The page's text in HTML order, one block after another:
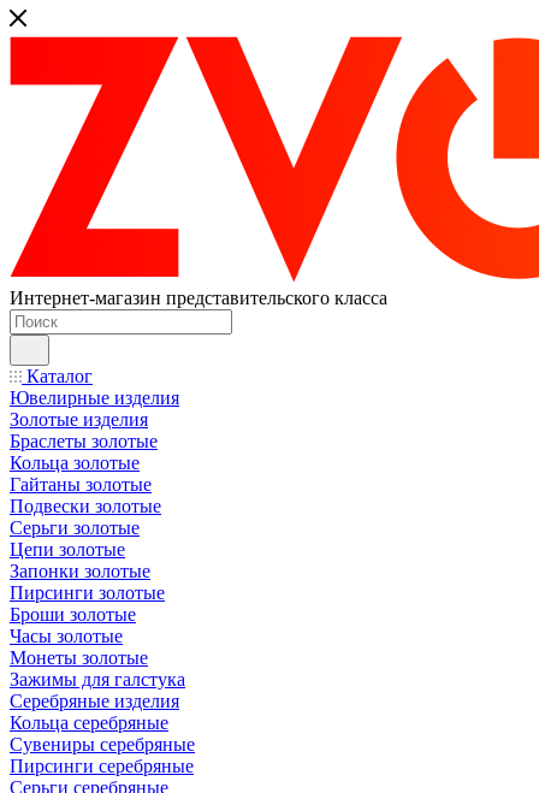
Интернет-магазин представительского класса
Каталог
Ювелирные изделия
Золотые изделия
Браслеты золотые
Кольца золотые
Гайтаны золотые
Подвески золотые
Серьги золотые
Цепи золотые
Запонки золотые
Пирсинги золотые
Броши золотые
Часы золотые
Монеты золотые
Зажимы для галстука
Серебряные изделия
Кольца серебряные
Сувениры серебряные
Пирсинги серебряные
Серьги серебряные